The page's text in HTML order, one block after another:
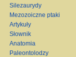
Silezaurydy
Mezozoiczne ptaki
Artykuły
Słownik
Anatomia
Paleontolodzy